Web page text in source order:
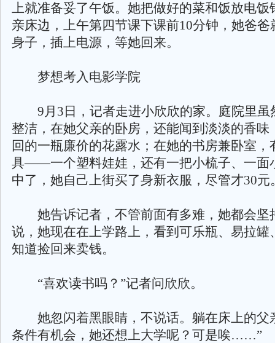
上就准备妥了午饭。她把做好的菜和饭放电饭
亲床边，上午第四节课下课前10分钟，她爸爸
身子，插上电源，等她回来。
梦想考入电影学院
9月3日，记者走进小欣欣的家。庭院里虽
整洁，在她父亲的卧房，还能闻到淡淡的香味
回的一瓶廉价的花露水；在她的书房兼卧室，
具——一个塑料娃娃，还有一把小梳子、一面
中了，她自己上街买了身新衣服，尽管才30元
她告诉记者，不管前面有多难，她都会坚
说，她现在在上学路上，看到可乐瓶、易拉罐
知道捡回来卖钱。
“喜欢读书吗？”记者问欣欣。
她忽闪着黑眼睛，不说话。躺在床上的父
条件有机会，她还想上大学呢？可是唉……”